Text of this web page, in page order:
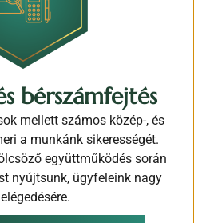
bérszámfejtés
mellett számos közép-, és
a munkánk sikerességét.
együttműködés során
nyújtsunk, ügyfeleink nagy